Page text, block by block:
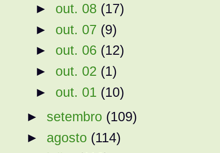
► out. 08 (17)
► out. 07 (9)
► out. 06 (12)
► out. 02 (1)
► out. 01 (10)
► setembro (109)
► agosto (114)